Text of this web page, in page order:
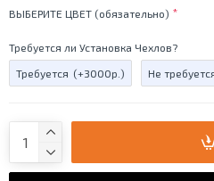
ВЫБЕРИТЕ ЦВЕТ (обязательно)
Требуется ли Установка Чехлов?
Требуется (+3000р.) Не